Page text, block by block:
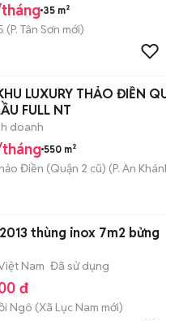
35 m²
(P. Tân Sơn mới)
LUXURY THẢO ĐIỀN
FULL NT
doanh
550 m²
Điền (Quận 2 cũ) (P. An Khánh
thùng inox 7m2 bửng
Nam Đã sử dụng
đ
Ngô (Xã Lục Nam mới)